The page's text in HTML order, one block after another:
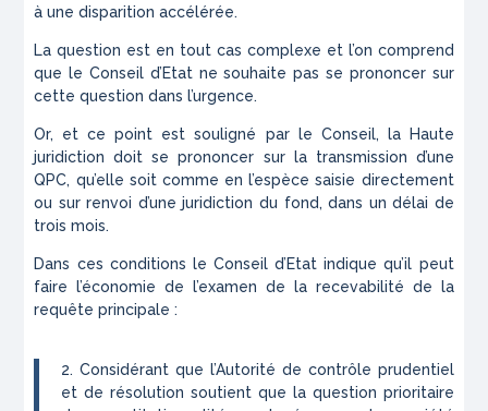
à une disparition accélérée.
La question est en tout cas complexe et l’on comprend
que le Conseil d’Etat ne souhaite pas se prononcer sur
cette question dans l’urgence.
Or, et ce point est souligné par le Conseil, la Haute
juridiction doit se prononcer sur la transmission d’une
QPC, qu’elle soit comme en l’espèce saisie directement
ou sur renvoi d’une juridiction du fond, dans un délai de
trois mois.
Dans ces conditions le Conseil d’Etat indique qu’il peut
faire l’économie de l’examen de la recevabilité de la
requête principale :
2. Considérant que l’Autorité de contrôle prudentiel
et de résolution soutient que la question prioritaire